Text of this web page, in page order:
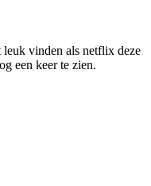
vinden als netflix deze
een keer te zien.